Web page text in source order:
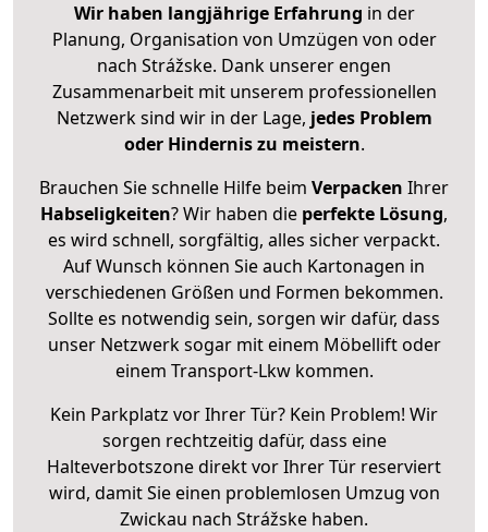
Wir haben langjährige Erfahrung in der
Planung, Organisation von Umzügen von oder
nach Strážske. Dank unserer engen
Zusammenarbeit mit unserem professionellen
Netzwerk sind wir in der Lage, jedes Problem
oder Hindernis zu meistern.
Brauchen Sie schnelle Hilfe beim Verpacken Ihrer
Habseligkeiten? Wir haben die perfekte Lösung,
es wird schnell, sorgfältig, alles sicher verpackt.
Auf Wunsch können Sie auch Kartonagen in
verschiedenen Größen und Formen bekommen.
Sollte es notwendig sein, sorgen wir dafür, dass
unser Netzwerk sogar mit einem Möbellift oder
einem Transport-Lkw kommen.
Kein Parkplatz vor Ihrer Tür? Kein Problem! Wir
sorgen rechtzeitig dafür, dass eine
Halteverbotszone direkt vor Ihrer Tür reserviert
wird, damit Sie einen problemlosen Umzug von
Zwickau nach Strážske haben.